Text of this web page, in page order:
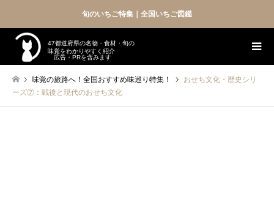
旬のいちご特集｜全国いちご図鑑
47都道府県の名物・食材・旬の
味覚をわかりやすく紹介
広告・PRを含みます
味覚の旅路へ！全国おすすめ味巡り特集！
おせち文化・歴史シリ
ーズ⑦：戦後と現代のおせち文化